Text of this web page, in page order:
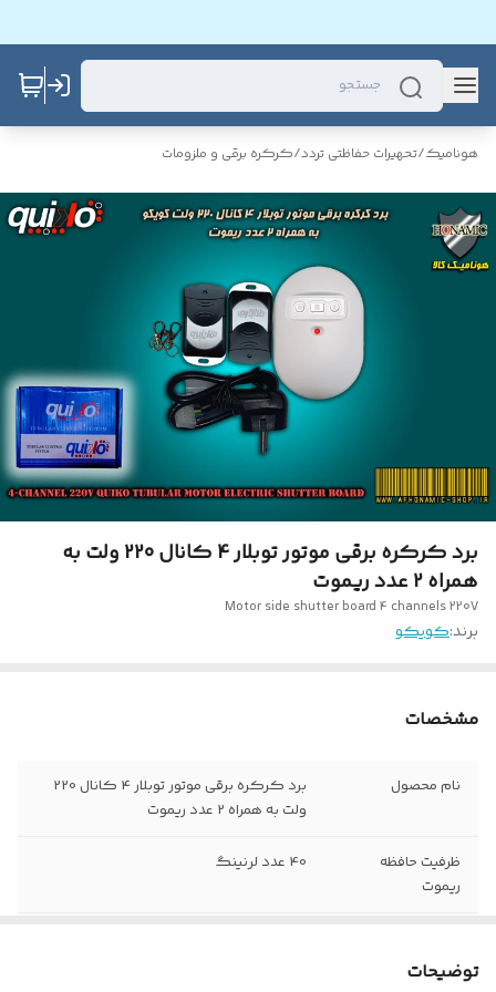
هونامیک/تحهیرات حفاظتی تردد/کرکره برقی و ملزومات
برد کرکره برقی موتور توبلار 4 کانال 220 ولت به
همراه 2 عدد ریموت
Motor side shutter board 4 channels 220V
برند:کویکو
مشخصات
نام محصول
برد کرکره برقی موتور توبلار 4 کانال 220
ولت به همراه 2 عدد ریموت
ظرفیت حافظه
ریموت
40 عدد لرنینگ
توضیحات